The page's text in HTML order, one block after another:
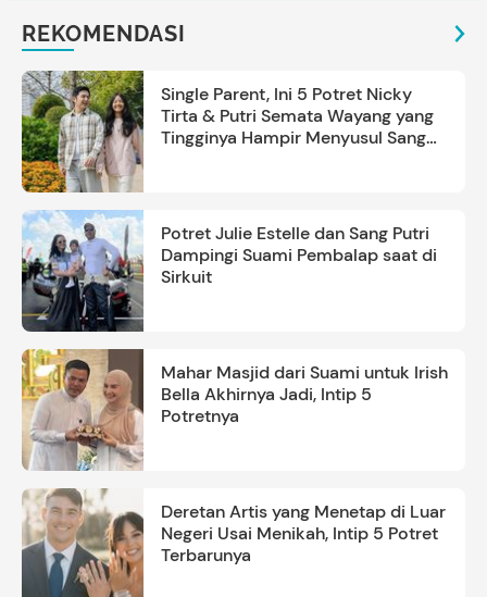
REKOMENDASI
Single Parent, Ini 5 Potret Nicky
Tirta & Putri Semata Wayang yang
Tingginya Hampir Menyusul Sang
Potret Julie Estelle dan Sang Putri
Dampingi Suami Pembalap saat di
Sirkuit
Mahar Masjid dari Suami untuk Irish
Bella Akhirnya Jadi, Intip 5
Potretnya
Deretan Artis yang Menetap di Luar
Negeri Usai Menikah, Intip 5 Potret
Terbarunya